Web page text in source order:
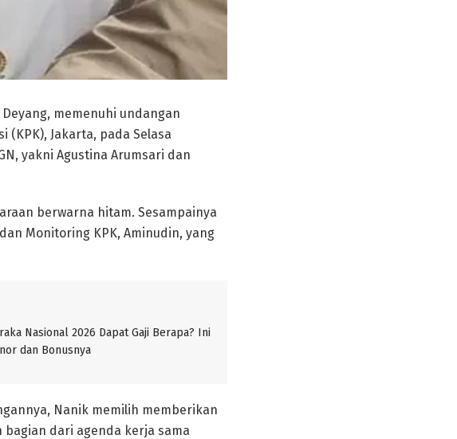
Deyang, memenuhi undangan
Jakarta, pada Selasa
yakni Agustina Arumsari dan
berwarna hitam. Sesampainya
Monitoring KPK, Aminudin, yang
Nasional 2026 Dapat Gaji Berapa? Ini
dan Bonusnya
Nanik memilih memberikan
dari agenda kerja sama